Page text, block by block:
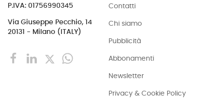
P.IVA: 01756990345
Via Giuseppe Pecchio, 14
20131 - Milano (ITALY)
Contatti
Chi siamo
Pubblicità
Abbonamenti
Newsletter
Privacy & Cookie Policy